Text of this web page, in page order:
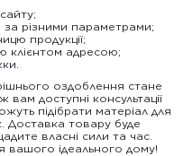
за різними параметрами;
продукції;
клієнтом адресою;
оздоблення стане
доступні консультації
підібрати матеріал для
Доставка товару буде
власні сили та час.
вашого ідеального дому!